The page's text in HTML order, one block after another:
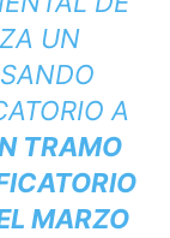
UN
A
TRAMO
MARZO